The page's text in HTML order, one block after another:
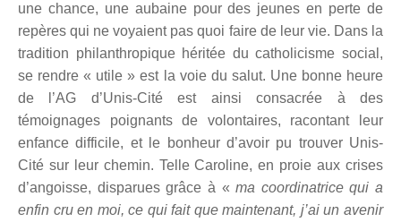
une chance, une aubaine pour des jeunes en perte de
repères qui ne voyaient pas quoi faire de leur vie. Dans la
tradition philanthropique héritée du catholicisme social,
se rendre « utile » est la voie du salut. Une bonne heure
de l’AG d’Unis-Cité est ainsi consacrée à des
témoignages poignants de volontaires, racontant leur
enfance difficile, et le bonheur d’avoir pu trouver Unis-
Cité sur leur chemin. Telle Caroline, en proie aux crises
d’angoisse, disparues grâce à «ma coordinatrice qui a
enfin cru en moi, ce qui fait que maintenant, j’ai un avenir